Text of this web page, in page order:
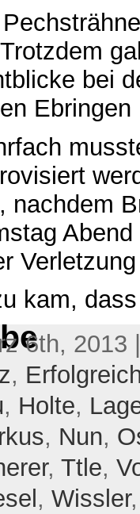
bei
Ebringen
nachdem
kam,
6th, 2013
,
, Holte,
, Nun,
, Ttle,
, Wissler